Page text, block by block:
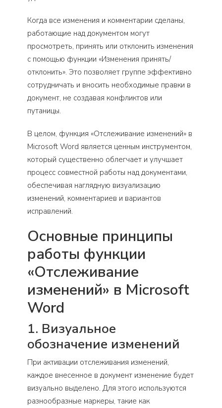
Когда все изменения и комментарии сделаны,
работающие над документом могут
просмотреть, принять или отклонить изменения
с помощью функции «Изменения принять/
отклонить». Это позволяет группе эффективно
сотрудничать и вносить необходимые правки в
документ, не создавая конфликтов или
путаницы.
В целом, функция «Отслеживание изменений» в
Microsoft Word является ценным инструментом,
который существенно облегчает и улучшает
процесс совместной работы над документами,
обеспечивая наглядную визуализацию
изменений, комментариев и вариантов
исправлений.
Основные принципы
работы функции
«Отслеживание
изменений» в Microsoft
Word
1. Визуальное
обозначение изменений
При активации отслеживания изменений,
каждое внесенное в документ изменение будет
визуально выделено. Для этого используются
разнообразные маркеры, такие как